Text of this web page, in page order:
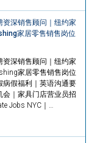
深销售顾问｜纽约家
家居零售销售岗位
深销售顾问｜纽约家
家居零售销售岗位
病假福利｜英语沟通要
｜家具门店营业员招
Jobs NYC｜…